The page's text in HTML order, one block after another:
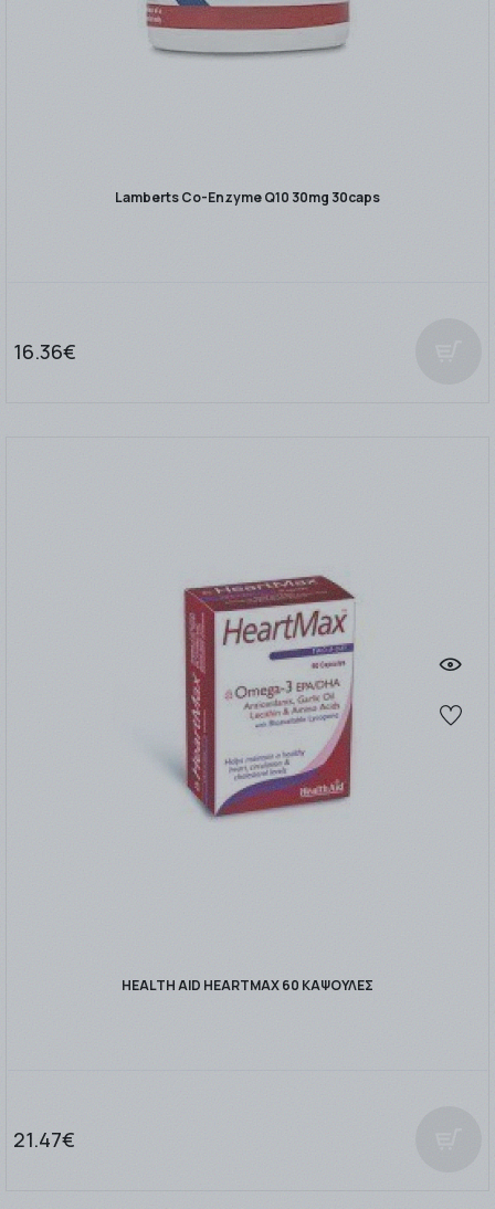
Lamberts Co-Enzyme Q10 30mg 30caps
16.36€
HEALTH AID HEARTMAX 60 ΚΑΨΟΥΛΕΣ
21.47€